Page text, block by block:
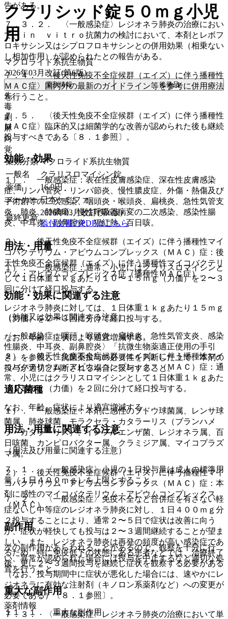
告がある。
７．３．２． 〈一般感染症〉レジオネラ肺炎の治療におい
て、ｉｎ ｖｉｔｒｏ抗菌力の検討において、本剤とレボフ
ロキサシン又はシプロフロキサシンとの併用効果（相乗ない
し相加作用）が認められたとの報告がある。
７．４． 〈後天性免疫不全症候群（エイズ）に伴う播種性
ＭＡＣ症〉国内外の最新のガイドライン等を参考に併用療法
を行うこと。
７．５． 〈後天性免疫不全症候群（エイズ）に伴う播種性
ＭＡＣ症〉臨床的又は細菌学的な改善が認められた後も継続
投与すべきである〔８．１参照〕。
効能・効果
１）． 一般感染症：表在性皮膚感染症、深在性皮膚感染
症、リンパ管炎・リンパ節炎、慢性膿皮症、外傷・熱傷及び
手術創等の二次感染、咽頭炎・喉頭炎、扁桃炎、急性気管支
炎、肺炎、肺膿瘍、慢性呼吸器病変の二次感染、感染性腸
炎、中耳炎、副鼻腔炎、猩紅熱、百日咳。
２）． 後天性免疫不全症候群（エイズ）に伴う播種性マイ
コバクテリウム・アビウムコンプレックス（ＭＡＣ）症：後
天性免疫不全症候群（エイズ）に伴う播種性マイコバクテリ
ウム・アビウムコンプレックス症（播種性ＭＡＣ症）。
効能・効果に関連する注意
（効能又は効果に関連する注意）
〈一般感染症：咽頭・喉頭炎、扁桃炎、急性気管支炎、感染
性腸炎、中耳炎、副鼻腔炎〉「抗微生物薬適正使用の手引
き」を参照し、抗菌薬投与の必要性を判断した上で、本剤の
投与が適切と判断される場合に投与すること。
適応菌種
１）． 一般感染症：本剤に感性のブドウ球菌属、レンサ球
菌属、肺炎球菌、モラクセラ・カタラーリス（ブランハメ
ラ・カタラーリス）、インフルエンザ菌、レジオネラ属、百
日咳菌、カンピロバクター属、クラミジア属、マイコプラズ
マ属。
２）． 後天性免疫不全症候群（エイズ）に伴う播種性マイ
コバクテリウム・アビウムコンプレックス（ＭＡＣ）症：本
剤に感性のマイコバクテリウム・アビウムコンプレックス
（ＭＡＣ）。
副作用
次の副作用があらわれることがあるので、観察を十分に行
い、異常が認められた場合には投与を中止するなど適切な処
置を行うこと。
重大な副作用
１１．１． 重大な副作用
クラリシッド錠５０ｍｇ小児
用
マクロライド系抗生物質
2026年03月改訂(第6版)
薬剤情報 後発品
先
毒
劇
麻
向
覚
薬効分類 マクロライド系抗生物質
一般名
クラリスロマイシン錠
薬価
16.9円
メーカー 日本ケミファ
最終更新
2026年03月改訂(第6版)
添付文書のPDFはこちら
用法・用量
１）． 一般感染症：通常、小児にはクラリスロマイシンと
して１日体重１ｋｇあたり１０〜１５ｍｇ（力価）を２〜３
回に分けて経口投与する。
レジオネラ肺炎に対しては、１日体重１ｋｇあたり１５ｍｇ
（力価）を２〜３回に分けて経口投与する。
なお、年齢、症状により適宜増減する。
２）． 後天性免疫不全症候群（エイズ）に伴う播種性マイ
コバクテリウム・アビウムコンプレックス（ＭＡＣ）症：通
常、小児にはクラリスロマイシンとして１日体重１ｋｇあた
り１５ｍｇ（力価）を２回に分けて経口投与する。
なお、年齢、症状により適宜増減する。
用法・用量に関連する注意
（用法及び用量に関連する注意）
７．１． 〈一般感染症〉小児の１日投与量は成人の標準用
量（１日４００ｍｇ）を上限とすること。
７．２． 〈一般感染症〉免疫不全など合併症を有さない軽
症ないし中等症のレジオネラ肺炎に対し、１日４００ｍｇ分
２投与することにより、通常２〜５日で症状は改善に向う
が、症状が軽快しても投与は２〜３週間継続することが望ま
しい。また、レジオネラ肺炎は再発の頻度が高い感染症であ
るため、特に免疫低下の状態にある患者などでは、治療終了
後、更に２〜３週間投与を継続し症状を観察する必要がある
（なお、投与期間中に症状が悪化した場合には、速やかにレ
ジオネラに有効な注射剤（キノロン系薬剤など）への変更が
必要である）〔８．１参照〕。
７．３． 〈一般感染症〉レジオネラ肺炎の治療において単
薬剤情報